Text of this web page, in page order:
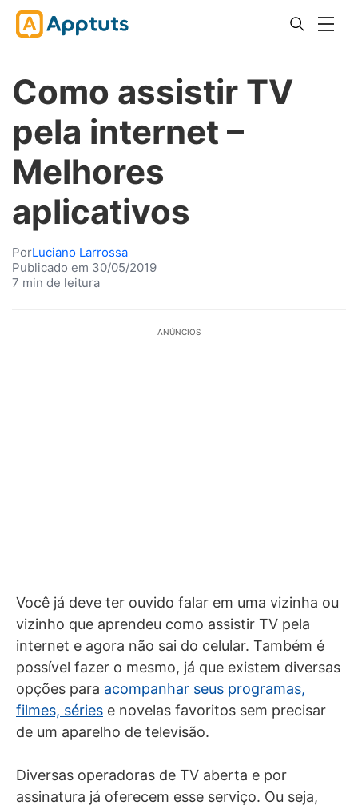
Como assistir TV
pela internet –
Melhores
aplicativos
PorLuciano Larrossa
Publicado em 30/05/2019
7 min de leitura
ANÚNCIOS
Você já deve ter ouvido falar em uma vizinha ou
vizinho que aprendeu como assistir TV pela
internet e agora não sai do celular. Também é
possível fazer o mesmo, já que existem diversas
opções para acompanhar seus programas,
filmes, séries e novelas favoritos sem precisar
de um aparelho de televisão.
Diversas operadoras de TV aberta e por
assinatura já oferecem esse serviço. Ou seja,